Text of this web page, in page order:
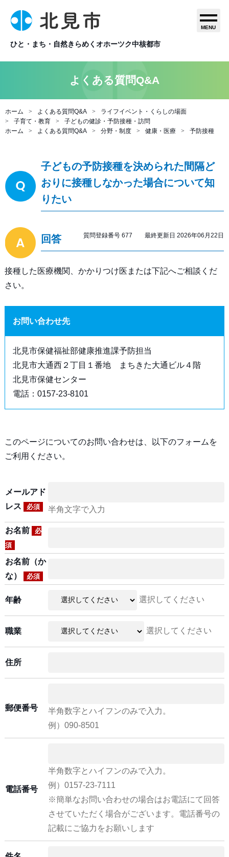
ひと・まち・自然きらめくオホーツク中核都市
MENU
よくある質問Q&A
ホーム よくある質問Q&A
ライフイベント・くらしの場面
子育て・教育
子どもの健診・予防接種・訪問
ホーム
よくある質問Q&A 分野・制度 健康・医療 予防接種
子どもの予防接種を決められた間隔ど
おりに接種しなかった場合について知
りたい
回答 質問登録番号 677 最終更新日 2026年06月22日
接種した医療機関、かかりつけ医または下記へご相談くだ
さい。
お問い合わせ先
北見市保健福祉部健康推進課予防担当
北見市大通西２丁目１番地 まちきた大通ビル４階
北見市保健センター
電話：0157-23-8101
このページについてのお問い合わせは、以下のフォームを
ご利用ください。
メールアド
レス
必須 半角文字で入力
お名前
必
須
お名前（か
な）
必須
年齢 選択してください
職業 選択してください
住所
郵便番号
半角数字とハイフンのみで入力。
例）090-8501
電話番号
半角数字とハイフンのみで入力。
例）0157-23-7111
※簡単なお問い合わせの場合はお電話にて回答
させていただく場合がございます。電話番号の
記載にご協力をお願いします